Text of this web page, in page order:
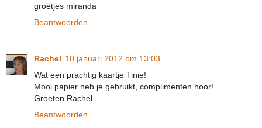
groetjes miranda
Beantwoorden
Rachel 10 januari 2012 om 13:03
Wat een prachtig kaartje Tinie!
Mooi papier heb je gebruikt, complimenten hoor!
Groeten Rachel
Beantwoorden